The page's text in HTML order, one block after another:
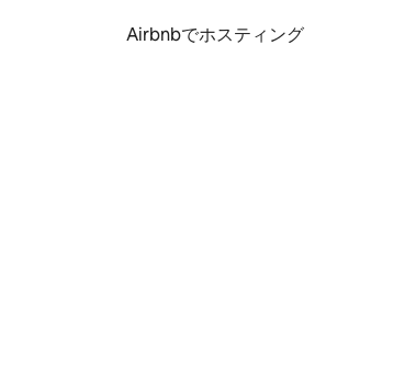
Airbnbでホスティング